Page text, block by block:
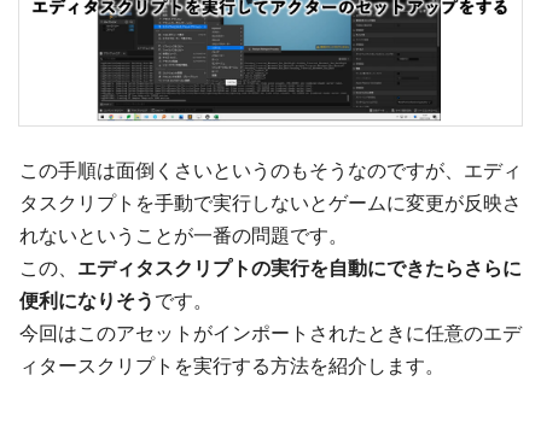
この手順は面倒くさいというのもそうなのですが、エディ
タスクリプトを手動で実行しないとゲームに変更が反映さ
れないということが一番の問題です。
この、 エディタスクリプトの実行を自動にできたらさらに
便利になりそう です。
今回はこのアセットがインポートされたときに任意のエデ
ィタースクリプトを実行する方法を紹介します。